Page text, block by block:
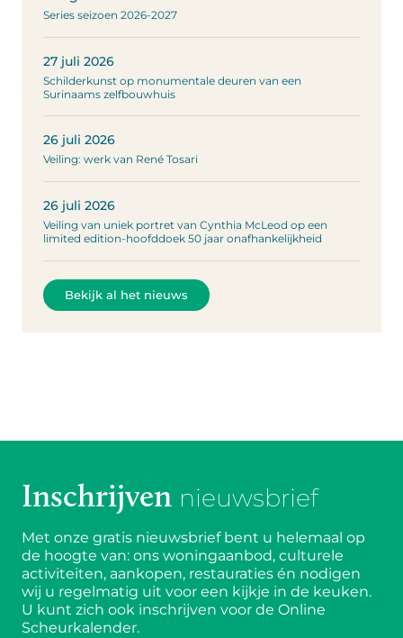
Series seizoen 2026-2027
27 juli 2026
Schilderkunst op monumentale deuren van een
Surinaams zelfbouwhuis
26 juli 2026
Veiling: werk van René Tosari
26 juli 2026
Veiling van uniek portret van Cynthia McLeod op een
limited edition-hoofddoek 50 jaar onafhankelijkheid
Bekijk al het nieuws
Inschrijven nieuwsbrief
Met onze gratis nieuwsbrief bent u helemaal op
de hoogte van: ons woningaanbod, culturele
activiteiten, aankopen, restauraties én nodigen
wij u regelmatig uit voor een kijkje in de keuken.
U kunt zich ook inschrijven voor de Online
Scheurkalender.